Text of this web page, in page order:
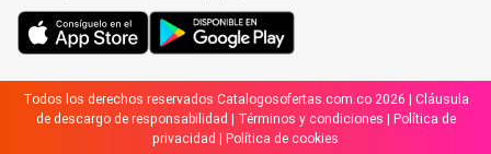
Todos los derechos reservados Catalogosofertas.com.co 2026 | Cláusula
de descargo de responsabilidad
Términos y condiciones
Política de
privacidad
Política de cookies